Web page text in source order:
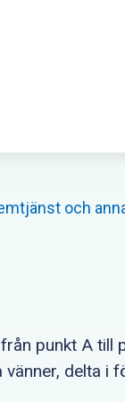
och
punkt A
delta i